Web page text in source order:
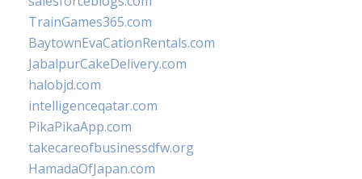
TrainGames365.com
BaytownEvaCationRentals.com
JabalpurCakeDelivery.com
halobjd.com
intelligenceqatar.com
PikaPikaApp.com
takecareofbusinessdfw.org
HamadaOfJapan.com